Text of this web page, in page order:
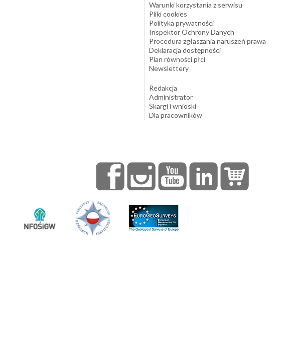
Warunki korzystania z serwisu
Pliki cookies
Polityka prywatności
Inspektor Ochrony Danych
Procedura zgłaszania naruszeń prawa
Deklaracja dostępności
Plan równości płci
Newslettery
Redakcja
Administrator
Skargi i wnioski
Dla pracowników